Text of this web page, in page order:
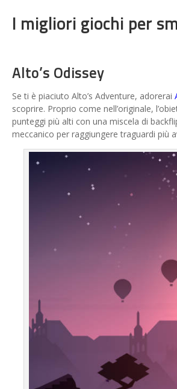
I migliori giochi per
Alto’s Odissey
Se ti è piaciuto Alto’s Adventure, adorerai
scoprire. Proprio come nell’originale,
punteggi più alti con una miscela di
meccanico per raggiungere traguardi più